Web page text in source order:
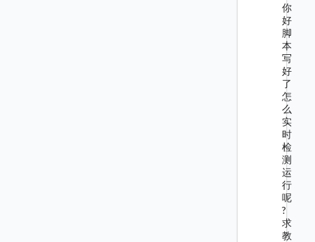
你
好
脚
本
写
好
了
怎
么
实
时
检
测
运
行
呢
?
求
教